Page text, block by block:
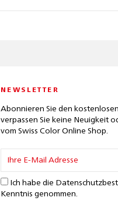
NEWSLETTER
Abonnieren Sie den
verpassen Sie keine Neuigkeit
vom Swiss Color Online Shop.
Ich habe die
Kenntnis genommen.